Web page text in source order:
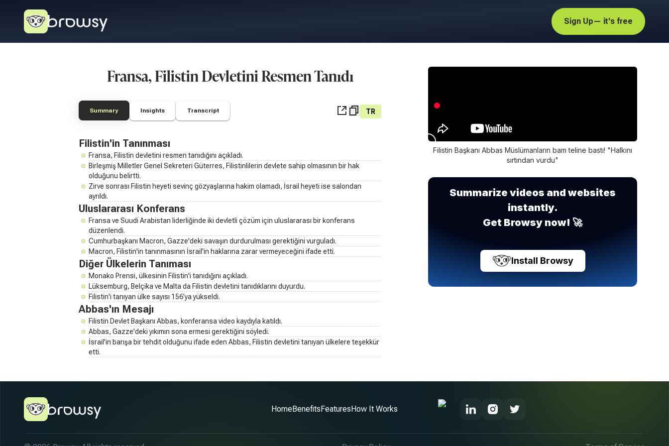
Sign Up— it's free
Fransa, Filistin Devletini Resmen Tanıdı
Summary Insights Transcript TR
Filistin'in Tanınması
Fransa, Filistin devletini resmen tanıdığını açıkladı.
Birleşmiş Milletler Genel Sekreteri Güterres, Filistinlilerin devlete sahip olmasının bir hak
olduğunu belirtti.
Zirve sonrası Filistin heyeti sevinç gözyaşlarına hakim olamadı, İsrail heyeti ise salondan
ayrıldı.
Uluslararası Konferans
Fransa ve Suudi Arabistan liderliğinde iki devletli çözüm için uluslararası bir konferans
düzenlendi.
Cumhurbaşkanı Macron, Gazze'deki savaşın durdurulması gerektiğini vurguladı.
Macron, Filistin'in tanınmasının İsrail'in haklarına zarar vermeyeceğini ifade etti.
Diğer Ülkelerin Tanıması
Monako Prensi, ülkesinin Filistin'i tanıdığını açıkladı.
Lüksemburg, Belçika ve Malta da Filistin devletini tanıdıklarını duyurdu.
Filistin'i tanıyan ülke sayısı 156’ya yükseldi.
Abbas'ın Mesajı
Filistin Devlet Başkanı Abbas, konferansa video kaydıyla katıldı.
Abbas, Gazze'deki yıkımın sona ermesi gerektiğini söyledi.
İsrail'in barışa bir tehdit olduğunu ifade eden Abbas, Filistin devletini tanıyan ülkelere teşekkür
etti.
Filistin Başkanı Abbas Müslümanların bam teline bastı! "Halkını
sırtından vurdu"
Summarize videos and websites
instantly.
Get Browsy now! 🚀
Install Browsy
HomeBenefitsFeaturesHow It Works